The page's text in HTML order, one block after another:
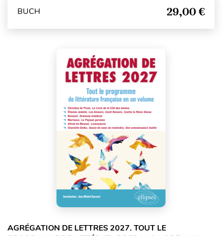
BUCH 29,00 €
AGRÉGATION DE LETTRES 2027. TOUT LE